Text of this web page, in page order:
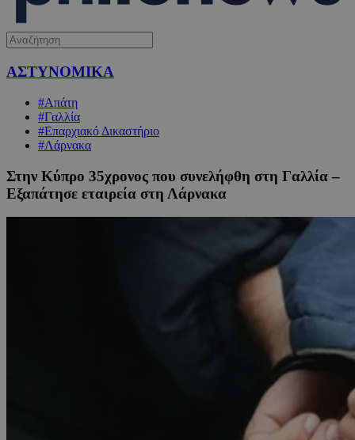
ΑΣΤΥΝΟΜΙΚΑ
#Απάτη
#Γαλλία
#Επαρχιακό Δικαστήριο
#Λάρνακα
Στην Κύπρο 35χρονος που συνελήφθη στη Γαλλία –
Εξαπάτησε εταιρεία στη Λάρνακα